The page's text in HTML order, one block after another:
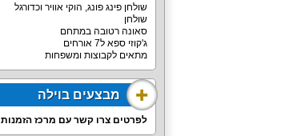
שולחן פינג פונג, הוקי אוויר וכדורגל
שולחן
סאונה רטובה במתחם
ג'קוזי ספא ל7 אורחים
מתאים לקבוצות ומשפחות
מבצעים בוילה
לפרטים צרו קשר עם מרכז הזמנות